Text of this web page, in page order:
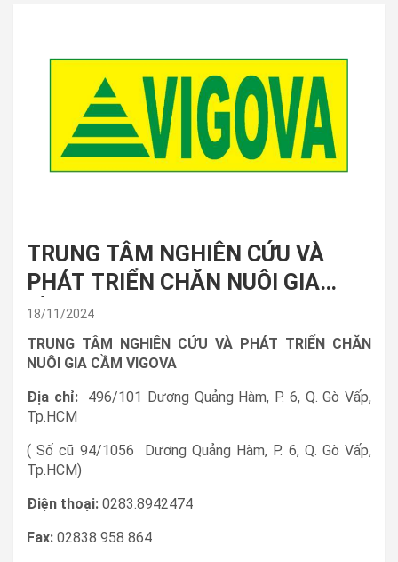
TRUNG TÂM NGHIÊN CỨU VÀ
PHÁT TRIỂN CHĂN NUÔI GIA
CẦM VIGOVA
18/11/2024
TRUNG TÂM NGHIÊN CỨU VÀ PHÁT TRIỂN CHĂN
NUÔI GIA CẦM VIGOVA
Địa chỉ: 496/101 Dương Quảng Hàm, P. 6, Q. Gò Vấp,
Tp.HCM
( Số cũ 94/1056 Dương Quảng Hàm, P. 6, Q. Gò Vấp,
Tp.HCM)
Điện thoại: 0283.8942474
Fax: 02838 958 864